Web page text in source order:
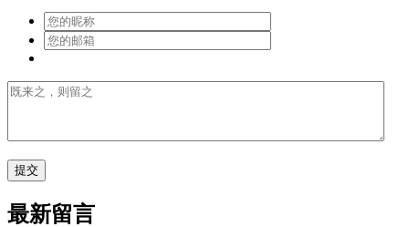
最新留言